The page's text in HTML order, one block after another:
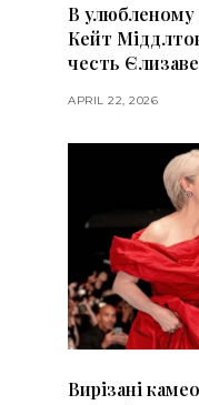
В улюбленому
Кейт
честь
APRIL 22, 2026
Вирізані